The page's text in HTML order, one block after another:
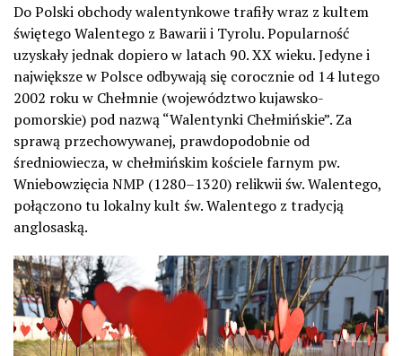
Do Polski obchody walentynkowe trafiły wraz z kultem
świętego Walentego z Bawarii i Tyrolu. Popularność
uzyskały jednak dopiero w latach 90. XX wieku. Jedyne i
największe w Polsce odbywają się corocznie od 14 lutego
2002 roku w Chełmnie (województwo kujawsko-
pomorskie) pod nazwą “Walentynki Chełmińskie”. Za
sprawą przechowywanej, prawdopodobnie od
średniowiecza, w chełmińskim kościele farnym pw.
Wniebowzięcia NMP (1280–1320) relikwii św. Walentego,
połączono tu lokalny kult św. Walentego z tradycją
anglosaską.